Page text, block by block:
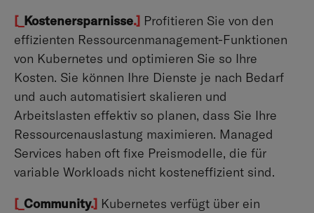
[_ Kostenersparnisse.] Profitieren Sie von den
effizienten Ressourcenmanagement-Funktionen
von Kubernetes und optimieren Sie so Ihre
Kosten. Sie können Ihre Dienste je nach Bedarf
und auch automatisiert skalieren und
Arbeitslasten effektiv so planen, dass Sie Ihre
Ressourcenauslastung maximieren. Managed
Services haben oft fixe Preismodelle, die für
variable Workloads nicht kosteneffizient sind.
[_ Community.] Kubernetes verfügt über ein